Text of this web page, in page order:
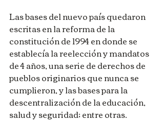
Las bases del nuevo país quedaron
escritas en la reforma de la
constitución de 1994 en donde se
establecía la reelección y mandatos
de 4 años, una serie de derechos de
pueblos originarios que nunca se
cumplieron, y las bases para la
descentralización de la educación,
salud y seguridad; entre otras.